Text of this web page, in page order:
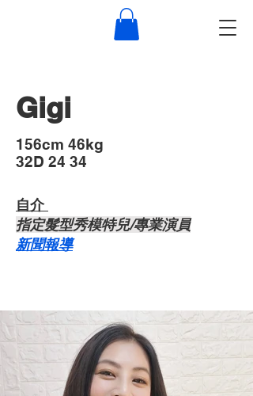
Gigi
​156cm 46kg
32D 24 34
自介 ​
​指定髮型秀模特兒/專業演員
​新聞報導